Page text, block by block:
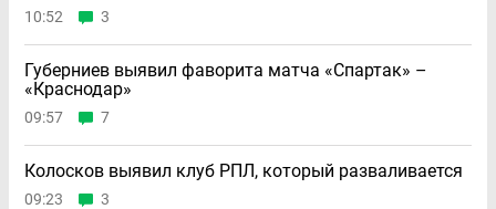
10:52 3
Губерниев выявил фаворита матча «Спартак» –
«Краснодар»
09:57 7
Колосков выявил клуб РПЛ, который разваливается
09:23 3